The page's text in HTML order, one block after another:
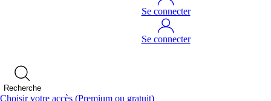
Se connecter
Se connecter
Recherche
Choisir votre accès (Premium ou gratuit)